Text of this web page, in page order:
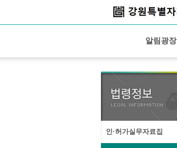
알림광장
인·허가실무자료집